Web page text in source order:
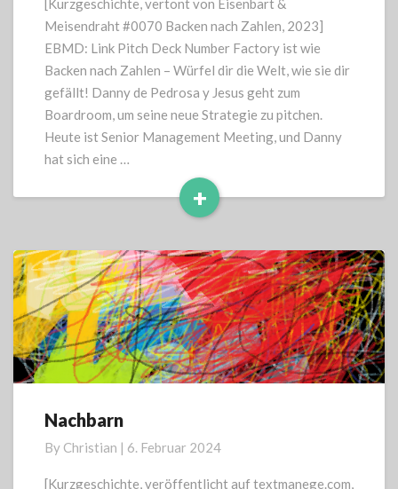
[Kurzgeschichte, vertont von Eisenbart &
Meisendraht #0070 Backen nach Zahlen, 2023]
EBMD: Link Pitch Deck Number Factory ist wie
Backen nach Zahlen – Würfel dir die Welt, wie sie dir
gefällt! Danny de Pedrosa y Jesus geht zum
Boardroom, um seine neue Strategie zu pitchen.
Heute ist Senior Management Meeting, und Danny
hat sich eine …
+
Read
Nachbarn
Nachbarn
By Christian | 6. Februar 2024
[Kurzgeschichte, veröffentlicht auf textmanege.com,